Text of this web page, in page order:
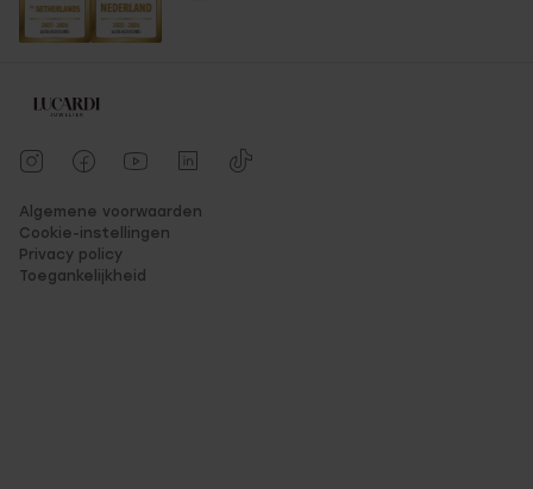
Algemene voorwaarden
Cookie-instellingen
Privacy policy
Toegankelijkheid